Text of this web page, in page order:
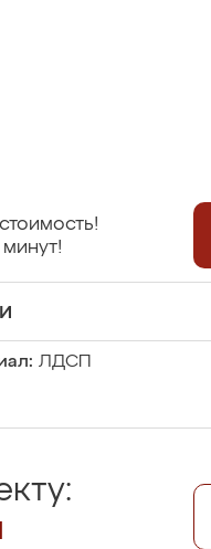
ЛДСП